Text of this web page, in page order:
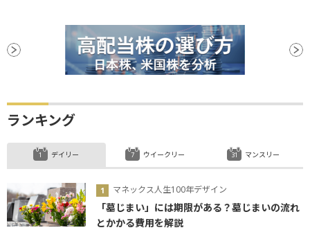
ランキング
デイリー
マネックス人生100年デザイン
「墓じまい」には期限がある？墓じまいの流れ
とかかる費用を解説
ウイークリー マンスリー